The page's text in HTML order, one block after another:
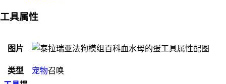
工具属性
图片
类型 宠物召唤